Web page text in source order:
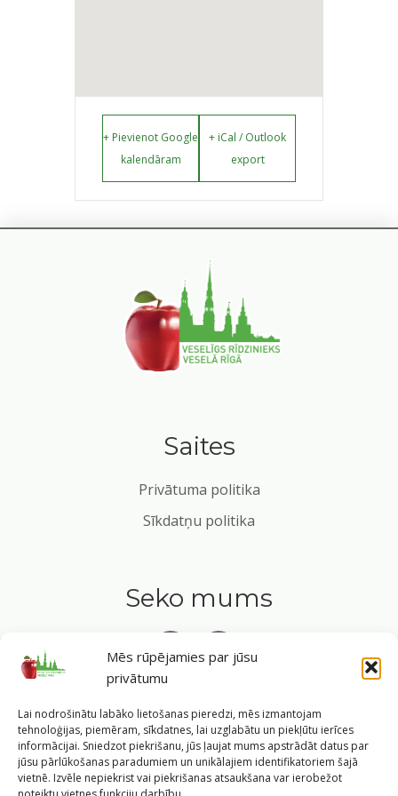
Mēs rūpējamies par jūsu
privātumu
Lai nodrošinātu labāko lietošanas pieredzi, mēs izmantojam
tehnoloģijas, piemēram, sīkdatnes, lai uzglabātu un piekļūtu ierīces
informācijai. Sniedzot piekrišanu, jūs ļaujat mums apstrādāt datus par
jūsu pārlūkošanas paradumiem un unikālajiem identifikatoriem šajā
vietnē. Izvēle nepiekrist vai piekrišanas atsaukšana var ierobežot
+ Pievienot Google
kalendāram
+ iCal / Outlook
export
Saites
Privātuma politika
Sīkdatņu politika
Seko mums
©2026 Veselīgs rīdzinieks veselā Rīgā |Pārpublicējot